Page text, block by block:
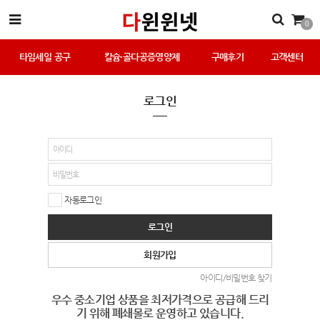
0
타임세일 공구 칼슘·골다공증영양제 구매후기 고객센터
로그인
자동로그인
로그인
회원가입
아이디/비밀번호 찾기
우수 중소기업 상품을 최저가격으로 공급해 드리
기 위해 폐쇄몰로 운영하고 있습니다.